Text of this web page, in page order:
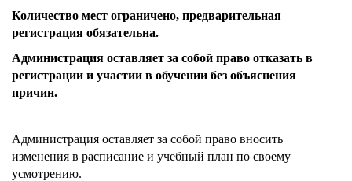
Количество мест ограничено, предварительная
регистрация обязательна.
Администрация оставляет за собой право отказать в
регистрации и участии в обучении без объяснения
причин.
Администрация оставляет за собой право вносить
изменения в расписание и учебный план по своему
усмотрению.